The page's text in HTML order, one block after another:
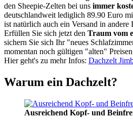
den Sheepie-Zelten bei uns immer
deutschlandweit lediglich 89.90 Euro
ist natürlich auch ein Versand in andere
Erfüllen Sie sich jetzt den Traum vom
sichern Sie sich Ihr "neues
momentan noch gültigen "alten"
Hier geht's zu mehr Infos: Dachzelt
Warum ein Dachzelt?
Ausreichend Kopf- und